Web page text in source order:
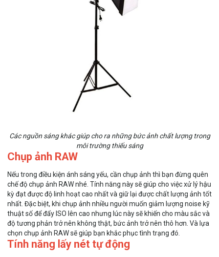
Các nguồn sáng khác giúp cho ra những bức ảnh chất lượng trong
môi trường thiếu sáng
Chụp ảnh RAW
Nếu trong điều kiện ánh sáng yếu, cần chụp ảnh thì bạn đừng quên
chế độ chụp ảnh RAW nhé. Tính năng này sẽ giúp cho việc xử lý hậu
kỳ đạt được độ linh hoạt cao nhất và giữ lại được chất lượng ảnh tốt
nhất. Đặc biệt, khi chụp ảnh nhiều người muốn giảm lượng noise kỹ
thuật số để đẩy ISO lên cao nhưng lúc này sẽ khiến cho màu sắc và
độ tương phản trở nên không thật, bức ảnh trở nên thô hơn. Và lựa
chọn chụp ảnh RAW sẽ giúp bạn khắc phục tình trạng đó.
Tính năng lấy nét tự động